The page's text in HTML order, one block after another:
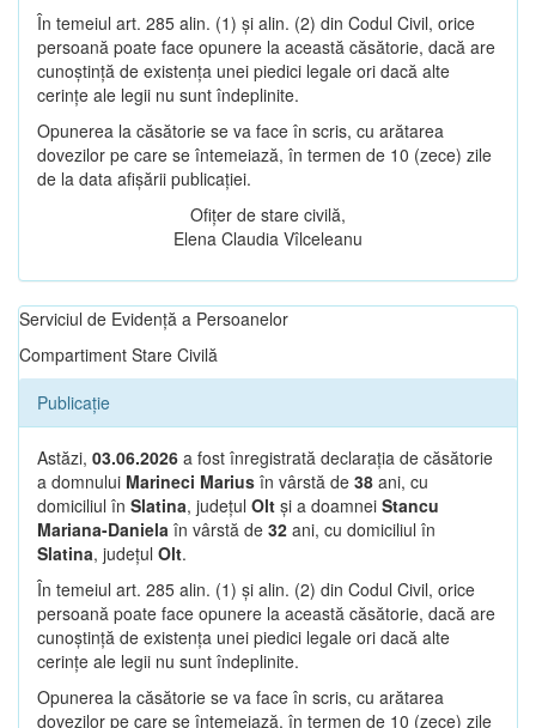
În temeiul art. 285 alin. (1) și alin. (2) din Codul Civil, orice
persoană poate face opunere la această căsătorie, dacă are
cunoștință de existența unei piedici legale ori dacă alte
cerințe ale legii nu sunt îndeplinite.
Opunerea la căsătorie se va face în scris, cu arătarea
dovezilor pe care se întemeiază, în termen de 10 (zece) zile
de la data afișării publicației.
Ofițer de stare civilă,
Elena Claudia Vîlceleanu
Serviciul de Evidență a Persoanelor
Compartiment Stare Civilă
Publicație
Astăzi, 03.06.2026 a fost înregistrată declarația de căsătorie
a domnului Marineci Marius în vârstă de 38 ani, cu
domiciliul în Slatina, județul Olt și a doamnei Stancu
Mariana-Daniela în vârstă de 32 ani, cu domiciliul în
Slatina, județul Olt.
În temeiul art. 285 alin. (1) și alin. (2) din Codul Civil, orice
persoană poate face opunere la această căsătorie, dacă are
cunoștință de existența unei piedici legale ori dacă alte
cerințe ale legii nu sunt îndeplinite.
Opunerea la căsătorie se va face în scris, cu arătarea
dovezilor pe care se întemeiază, în termen de 10 (zece) zile